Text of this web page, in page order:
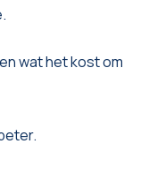
wat het kost om